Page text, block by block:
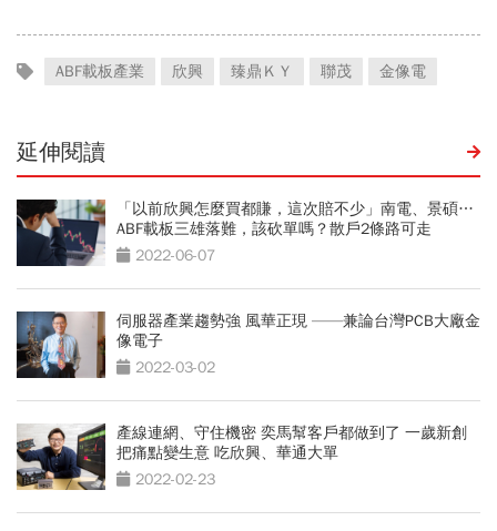
ABF載板產業 欣興 臻鼎ＫＹ 聯茂 金像電
延伸閱讀
「以前欣興怎麼買都賺，這次賠不少」南電、景碩…
ABF載板三雄落難，該砍單嗎？散戶2條路可走
2022-06-07
伺服器產業趨勢強 風華正現 ——兼論台灣PCB大廠金
像電子
2022-03-02
產線連網、守住機密 奕馬幫客戶都做到了 一歲新創
把痛點變生意 吃欣興、華通大單
2022-02-23